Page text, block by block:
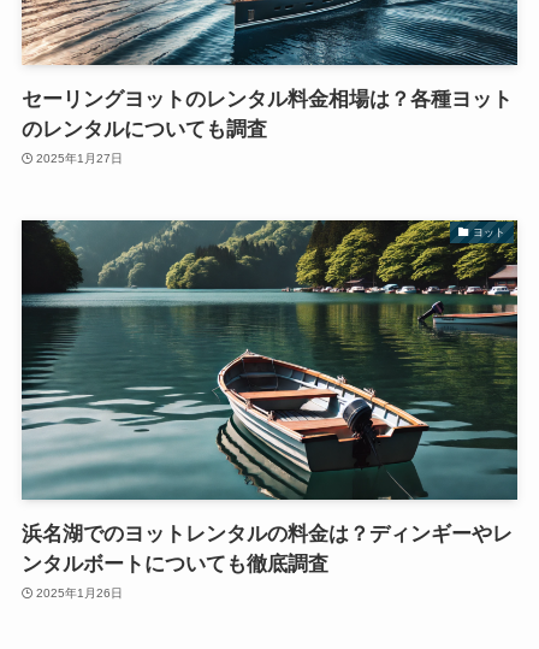
セーリングヨットのレンタル料金相場は？各種ヨット
のレンタルについても調査
2025年1月27日
ヨット
浜名湖でのヨットレンタルの料金は？ディンギーやレ
ンタルボートについても徹底調査
2025年1月26日